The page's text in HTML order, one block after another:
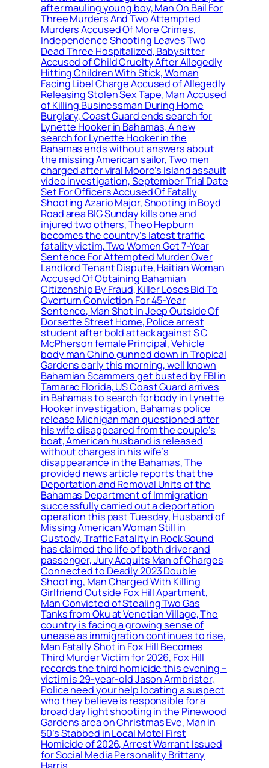
after mauling young boy, Man On Bail For
Three Murders And Two Attempted
Murders Accused Of More Crimes,
Independence Shooting Leaves Two
Dead Three Hospitalized, Babysitter
Accused of Child Cruelty After Allegedly
Hitting Children With Stick, Woman
Facing Libel Charge Accused of Allegedly
Releasing Stolen Sex Tape, Man Accused
of Killing Businessman During Home
Burglary, Coast Guard ends search for
Lynette Hooker in Bahamas, A new
search for Lynette Hooker in the
Bahamas ends without answers about
the missing American sailor, Two men
charged after viral Moore’s Island assault
video investigation, September Trial Date
Set For Officers Accused Of Fatally
Shooting Azario Major, Shooting in Boyd
Road area BIG Sunday kills one and
injured two others, Theo Hepburn
becomes the country’s latest traffic
fatality victim, Two Women Get 7-Year
Sentence For Attempted Murder Over
Landlord Tenant Dispute, Haitian Woman
Accused Of Obtaining Bahamian
Citizenship By Fraud, Killer Loses Bid To
Overturn Conviction For 45-Year
Sentence, Man Shot In Jeep Outside Of
Dorsette Street Home, Police arrest
student after bold attack against S C
McPherson female Principal, Vehicle
body man Chino gunned down in Tropical
Gardens early this morning, well known
Bahamian Scammers get busted by FBI in
Tamarac Florida, US Coast Guard arrives
in Bahamas to search for body in Lynette
Hooker investigation, Bahamas police
release Michigan man questioned after
his wife disappeared from the couple’s
boat, American husband is released
without charges in his wife’s
disappearance in the Bahamas, The
provided news article reports that the
Deportation and Removal Units of the
Bahamas Department of Immigration
successfully carried out a deportation
operation this past Tuesday, Husband of
Missing American Woman Still in
Custody, Traffic Fatality in Rock Sound
has claimed the life of both driver and
passenger, Jury Acquits Man of Charges
Connected to Deadly 2023 Double
Shooting, Man Charged With Killing
Girlfriend Outside Fox Hill Apartment,
Man Convicted of Stealing Two Gas
Tanks from Oku at Venetian Village, The
country is facing a growing sense of
unease as immigration continues to rise,
Man Fatally Shot in Fox Hill Becomes
Third Murder Victim for 2026, Fox Hill
records the third homicide this evening –
victim is 29-year-old Jason Armbrister,
Police need your help locating a suspect
who they believe is responsible for a
broad day light shooting in the Pinewood
Gardens area on Christmas Eve, Man in
50’s Stabbed in Local Motel First
Homicide of 2026, Arrest Warrant Issued
for Social Media Personality Brittany